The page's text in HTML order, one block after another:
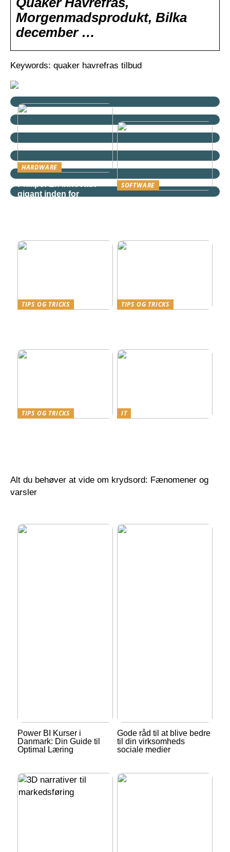
Morgenmadsprodukt, Bilka
december …
Keywords: quaker havrefras tilbud
HARDWARE
gigant inden for
SOFTWARE
TIPS OG TRICKS
TIPS OG TRICKS
TIPS OG TRICKS
IT
Alt du behøver at vide om krydsord: Fænomener og
varsler
Power BI Kurser i
Danmark: Din Guide til
Optimal Læring
Gode råd til at blive bedre
til din virksomheds
sociale medier